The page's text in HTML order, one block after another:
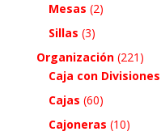
Mesas (2)
Sillas (3)
Organización (221)
Caja con Divisiones
Cajas (60)
Cajoneras (10)